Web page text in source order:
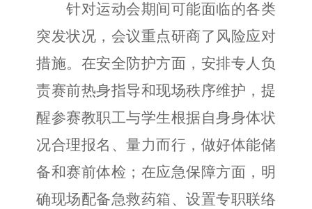
针对运动会期间可能面临的各类
突发状况，会议重点研商了风险应对
措施。在安全防护方面，安排专人负
责赛前热身指导和现场秩序维护，提
醒参赛教职工与学生根据自身身体状
况合理报名、量力而行，做好体能储
备和赛前体检；在应急保障方面，明
确现场配备急救药箱、设置专职联络